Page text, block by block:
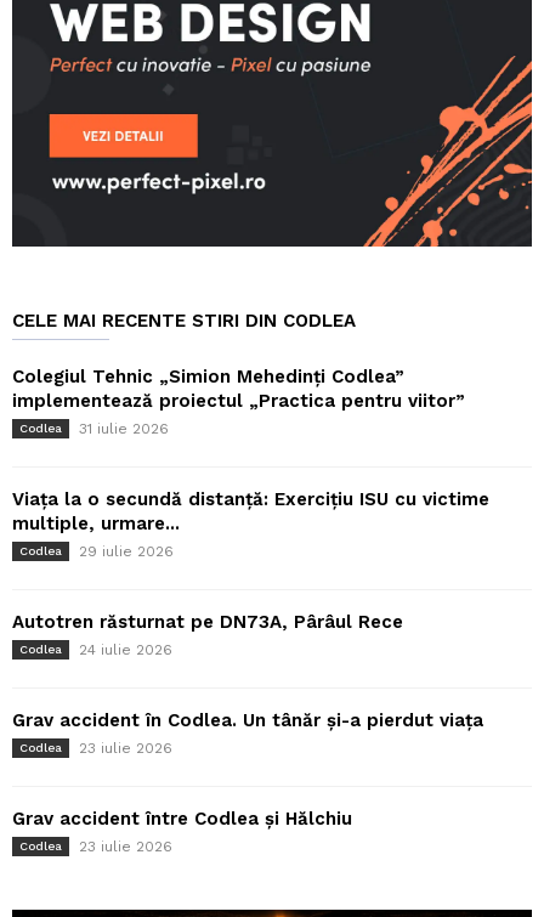
CELE MAI RECENTE STIRI DIN CODLEA
Colegiul Tehnic „Simion Mehedinți Codlea”
implementează proiectul „Practica pentru viitor”
Codlea 31 iulie 2026
Viața la o secundă distanță: Exercițiu ISU cu victime
multiple, urmare...
Codlea 29 iulie 2026
Autotren răsturnat pe DN73A, Pârâul Rece
Codlea 24 iulie 2026
Grav accident în Codlea. Un tânăr și-a pierdut viața
Codlea 23 iulie 2026
Grav accident între Codlea și Hălchiu
Codlea 23 iulie 2026